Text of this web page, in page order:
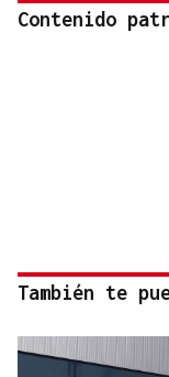
Contenido
También te